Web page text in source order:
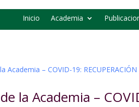
Inicio Academia
la Academia –